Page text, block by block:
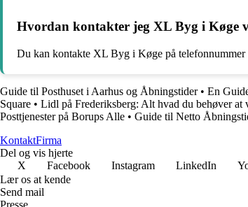
Hvordan kontakter jeg XL Byg i Køge
Du kan kontakte XL Byg i Køge på
Guide til Posthuset i Aarhus og Åbningstider• En
Square • Lidl på Frederiksberg: Alt hvad du behøver at
Posttjenester på Borups Alle • Guide til Netto
KontaktFirma
Del og vis hjerte
X
Facebook Instagram LinkedIn
Lær os at kende
Send mail
Presse